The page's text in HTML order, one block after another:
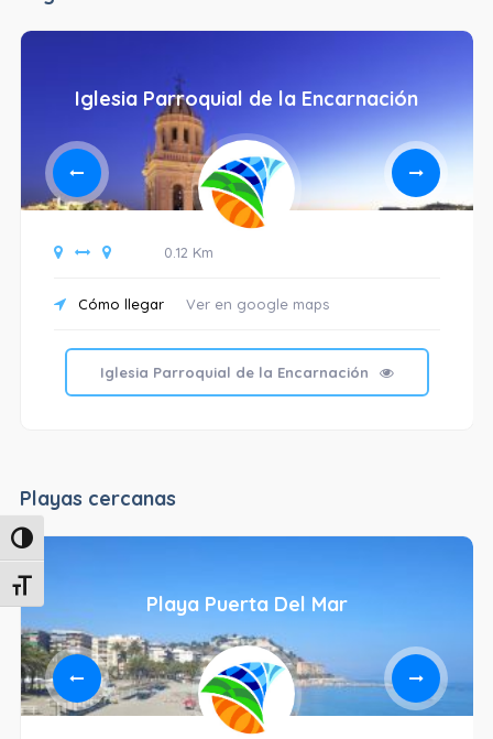
Alternar alto contraste
Alternar tamaño de letra
Iglesia Parroquial de la Encarnación
0.12 Km
Cómo llegar Ver en google maps
Iglesia Parroquial de la Encarnación
Playas cercanas
Playa Puerta Del Mar